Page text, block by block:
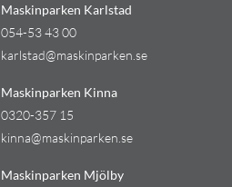
Maskinparken Karlstad
054-53 43 00
karlstad@maskinparken.se
Maskinparken Kinna
0320-357 15
kinna@maskinparken.se
Maskinparken Mjölby